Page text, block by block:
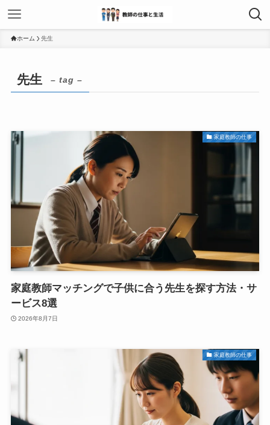
ホーム 先生
先生 – tag –
家庭教師の仕事
家庭教師マッチングで子供に合う先生を探す方法・サ
ービス8選
2026年8月7日
家庭教師の仕事